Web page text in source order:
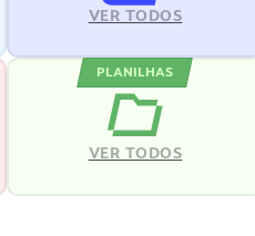
VER TODOS
PLANILHAS
VER TODOS